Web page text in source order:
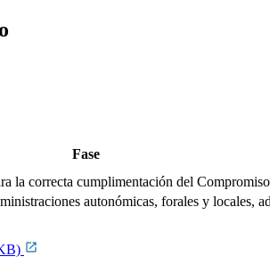
Fase
la correcta cumplimentación del Compromiso
autonómicas, forales y locales,